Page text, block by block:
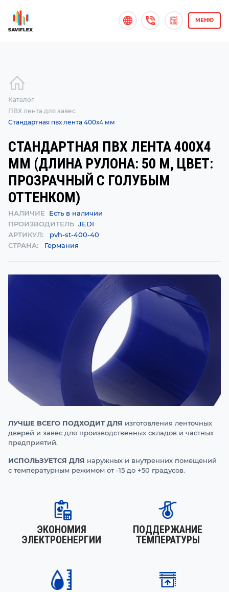
МЕНЮ
Каталог
ПВХ лента для завес
Стандартная пвх лента 400х4 мм
СТАНДАРТНАЯ ПВХ ЛЕНТА 400Х4
ММ (ДЛИНА РУЛОНА: 50 М, ЦВЕТ:
ПРОЗРАЧНЫЙ С ГОЛУБЫМ
ОТТЕНКОМ)
НАЛИЧИЕ
Есть в наличии
ПРОИЗВОДИТЕЛЬ JEDI
АРТИКУЛ:
pvh-st-400-40
СТРАНА:
Германия
ЛУЧШЕ ВСЕГО ПОДХОДИТ ДЛЯ изготовления ленточных
дверей и завес для производственных складов и частных
предприятий.
ИСПОЛЬЗУЕТСЯ ДЛЯ наружных и внутренних помещений
с температурным режимом от -15 до +50 градусов.
ЭКОНОМИЯ
ЭЛЕКТРОЕНЕРГИИ
ПОДДЕРЖАНИЕ
ТЕМПЕРАТУРЫ